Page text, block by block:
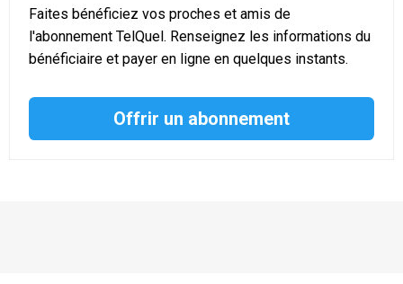
Faites bénéficiez vos proches et amis de
l'abonnement TelQuel. Renseignez les informations du
bénéficiaire et payer en ligne en quelques instants.
Offrir un abonnement